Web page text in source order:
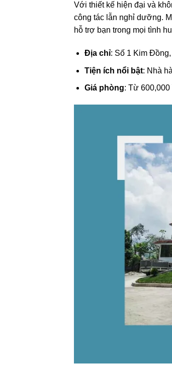
Với thiết kế hiện đại và
công tác lẫn nghỉ dưỡng.
hỗ trợ bạn trong mọi tình
Địa chỉ: Số 1 Kim
Tiện ích nổi bật: Nhà
Giá phòng: Từ